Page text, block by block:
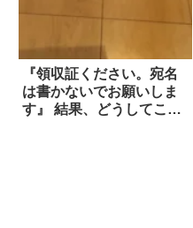
『領収証ください。宛名
は書かないでお願いしま
す』 結果、どうしてこう